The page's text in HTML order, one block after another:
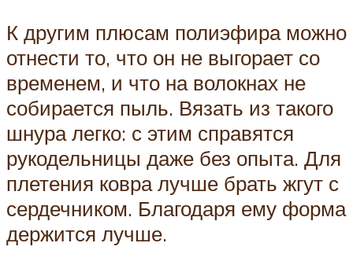
К другим плюсам полиэфира можно
отнести то, что он не выгорает со
временем, и что на волокнах не
собирается пыль. Вязать из такого
шнура легко: с этим справятся
рукодельницы даже без опыта. Для
плетения ковра лучше брать жгут с
сердечником. Благодаря ему форма
держится лучше.